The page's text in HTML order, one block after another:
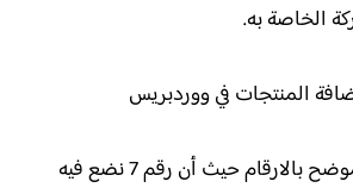
الخاصة به.
الخطوة التالية كما موضح بالارقام حيث أن رقم 7 نضع فيه